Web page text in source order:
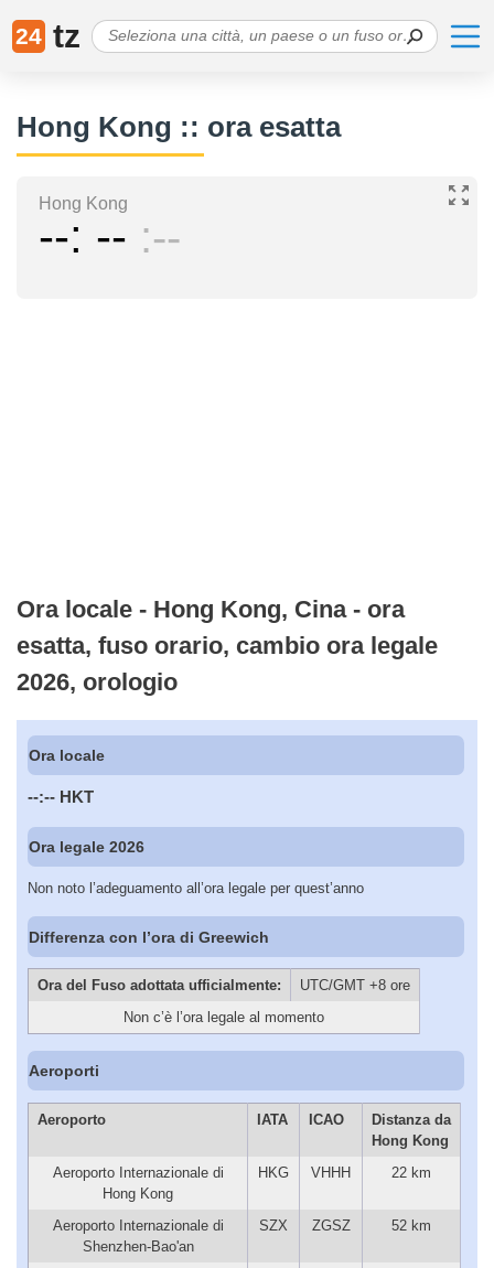
24 tz
Hong Kong :: ora esatta
Hong Kong
-- -- --
Ora locale - Hong Kong, Cina - ora
esatta, fuso orario, cambio ora legale
2026, orologio
Ora locale
--:-- HKT
Ora legale 2026
Non noto l’adeguamento all’ora legale per quest’anno
Differenza con l’ora di Greewich
Ora del Fuso adottata ufficialmente:
UTC/GMT +8 ore
Non c’è l’ora legale al momento
Aeroporti
Aeroporto IATA ICAO
Distanza da
Hong Kong
Aeroporto Internazionale di
Hong Kong
HKG VHHH 22 km
Aeroporto Internazionale di
Shenzhen-Bao'an
SZX ZGSZ 52 km